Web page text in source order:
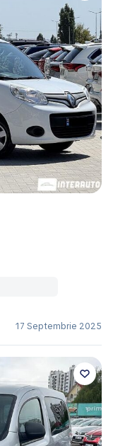
17 Septembrie 2025